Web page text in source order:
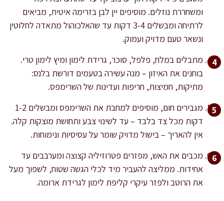
ומשחררת נוזלים. מוסיפים יין לבן בזרימה איטית, מביאים
לרתיחה ומבשלים 3-4 דקות עד שהאלכוהול מתאדה לחלוטין
ונשאר טעם מדויק ועמוק.
מתבלים במלח, פלפל, סוכר, גרידת לימון ומיץ לימון טרי.
בוחנים את האיזון – מנה עשירה בטעמים דורשת בלנס:
מתיקות, חמיצות, חריפות ועדינות של השרימפס.
מגבירים חום, מוסיפים למחבת את השרימפס ומבשלים 1-2
דקות מכל צד בלבד – עד לשינוי צבע ותחושת מוצקות קלה.
אין להאריך – בישול מדויק שומר על עסיסיות ונימוחות.
מכבים את האש, מפזרים פטרוזיליה קצוצה ומערבבים עד
אחידות. ממליצה להעביר מיד לכלי הגשה שטוח, לשפוך מעל
את הרוטב ולפזר עיקרי קליפת לימון לגרידת ארומה.